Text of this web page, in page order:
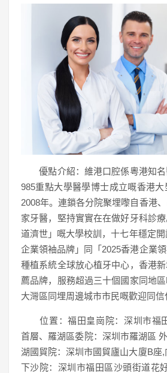
優點介紹：維港口腔係粵港知名
985重點大學醫學博士成立嘅香港
2008年。連鎖各分院聚埋嚟自香港
家牙醫，堅持實實在在做好牙科診
道濟世」嘅大學校訓，十七年穩定
企業領袖品牌」同「2025香港企業
種植系統全球放心植牙中心，香港
薦品牌，服務超過三十個國家同地
大灣區同埋周邊城市市民嘅歡迎同信
位置：福田皇崗院：深圳市福
首層、羅湖區委院：深圳市羅湖區
湖國貿院：深圳市國貿廬山大廈B座
下沙院：深圳市福田區沙頭街道花